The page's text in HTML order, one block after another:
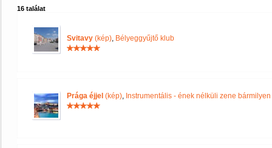
16 találat
Svitavy (kép), Bélyeggyűjtő klub
Prága éjjel (kép), Instrumentális - ének nélküli zene